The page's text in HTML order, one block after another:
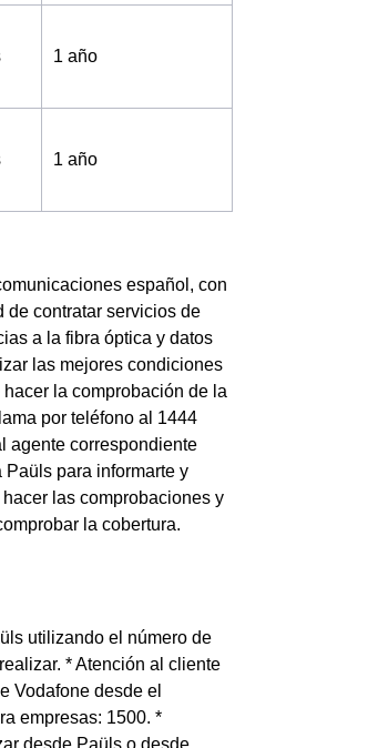
1 año
1 año
español, con
de contratar servicios de
a la fibra óptica y datos
las mejores condiciones
la comprobación de la
por teléfono al 1444
agente correspondiente
para informarte y
las comprobaciones y
la cobertura.
utilizando el número de
* Atención al cliente
Vodafone desde el
empresas: 1500. *
desde Paüls o desde